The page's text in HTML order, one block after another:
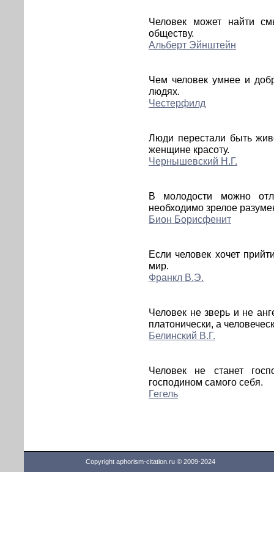
Человек может найти
обществу.
Альберт Эйнштейн
Чем человек умнее и
людях.
Честерфилд
Люди перестали быть
женщине красоту.
Чернышевский Н.Г.
В молодости можно
необходимо зрелое
Бион Борисфенит
Если человек хочет
мир.
Франкл В.Э.
Человек не зверь и не
платонически, а
Белинский В.Г.
Человек не станет
господином самого себя.
Гегель
Copyright aphorism-citation.ru © 2009-2024